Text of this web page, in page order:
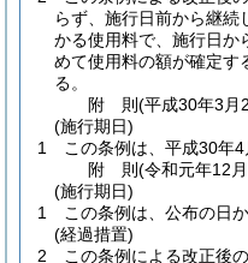
らず、施行日前から継
かる使用料で、施行日か
めて使用料の額が確定す
る。
附 則(平成30年3月
(施行期日)
1
この条例は、平成30年4
附 則(令和元年12
(施行期日)
1
この条例は、公布の日
(経過措置)
2
この条例による改正後